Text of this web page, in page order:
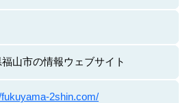
山市の情報ウェブサイト
2shin.com/